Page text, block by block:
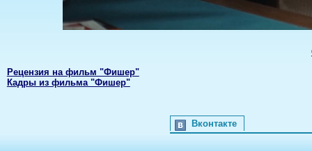
Рецензия на фильм "Фишер"
Кадры из фильма "Фишер"
Вконтакте